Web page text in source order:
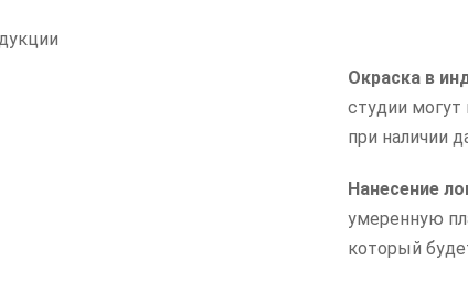
Окраска в
студии могут
при наличии
Нанесение
умеренную
который